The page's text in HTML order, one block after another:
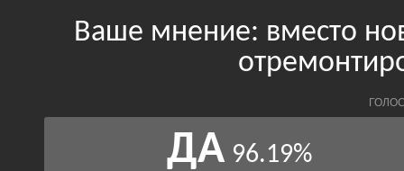
Ваше мнение: вместо
ДА 96.19%